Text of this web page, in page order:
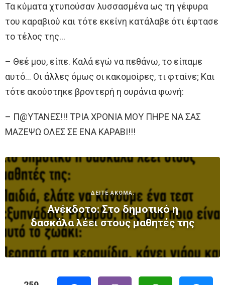
Τα κύματα χτυπούσαν λυσσασμένα ως τη γέφυρα
του καραβιού και τότε εκείνη κατάλαβε ότι έφτασε
το τέλος της…
– Θεέ μου, είπε. Καλά εγώ να πεθάνω, το είπαμε
αυτό… Οι άλλες όμως οι κακομοίρες, τι φταίνε; Και
τότε ακούστηκε βροντερή η ουράνια φωνή:
– Π@ΥΤΑΝΕΣ!!! ΤΡΙΑ ΧΡΟΝΙΑ ΜΟΥ ΠΗΡΕ ΝΑ ΣΑΣ
ΜΑΖΕΨΩ ΟΛΕΣ ΣΕ ΕΝΑ ΚΑΡΑΒΙ!!!
ΔΕΙΤΕ ΑΚΟΜΑ:
Ανέκδοτο: Στο δημοτικό η
δασκάλα λέει στους μαθητές της